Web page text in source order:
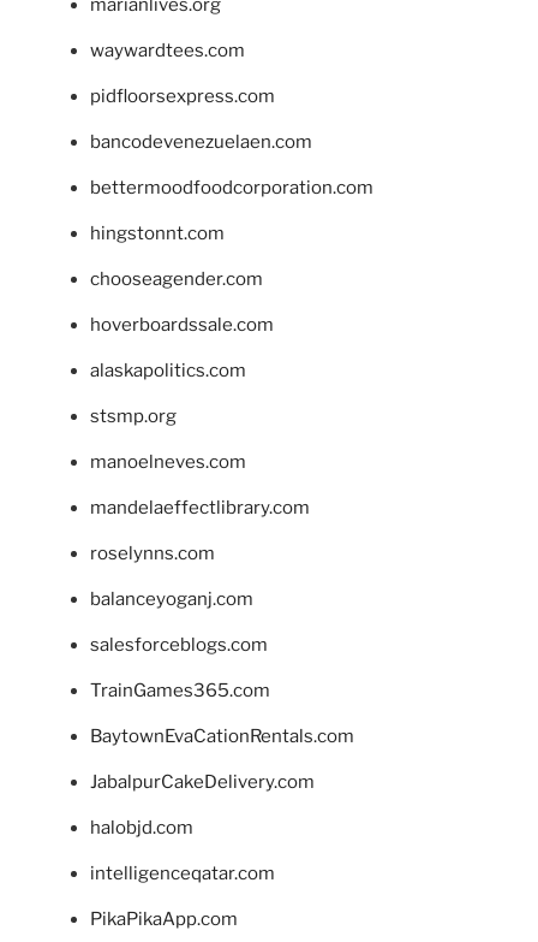
marianlives.org
waywardtees.com
pidfloorsexpress.com
bancodevenezuelaen.com
bettermoodfoodcorporation.com
hingstonnt.com
chooseagender.com
hoverboardssale.com
alaskapolitics.com
stsmp.org
manoelneves.com
mandelaeffectlibrary.com
roselynns.com
balanceyoganj.com
salesforceblogs.com
TrainGames365.com
BaytownEvaCationRentals.com
JabalpurCakeDelivery.com
halobjd.com
intelligenceqatar.com
PikaPikaApp.com